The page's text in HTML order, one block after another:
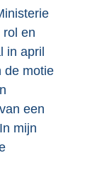
rol en
in april
de motie
een
mijn